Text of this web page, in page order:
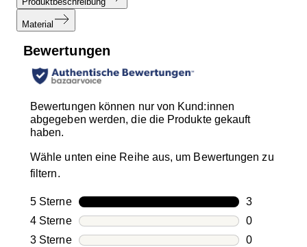
Material
Bewertungen
Bewertungen können nur von Kund:innen
abgegeben werden, die die Produkte gekauft
haben.
Wähle unten eine Reihe aus, um Bewertungen zu
filtern.
5 SterneSterne
3
3
4 SterneSterne
0
0
3 SterneSterne
0